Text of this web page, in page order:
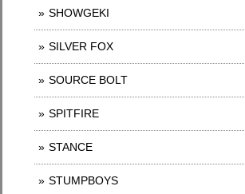
SHOWGEKI
SILVER FOX
SOURCE BOLT
SPITFIRE
STANCE
STUMPBOYS